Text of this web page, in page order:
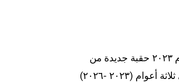
منذ تأسيسه في عام ١٩٨٣ انطلق معهد الإمارات المالي في مسيرة على مدى ٤٠ عام من التميز، ليدخل في عام ٢٠٢٣ حقبة جديدة من
تاريخه، إذ تم وضع استراتيجية جديدة يتم تنفيذها استنادا إلى التوجهات المستقبلية التي تم استشرافها على مدى ثلاثة أعوام (٢٠٢٣ -٢٠٢٦)